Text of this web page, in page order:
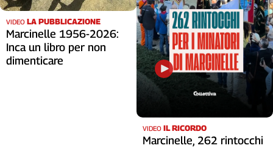
VIDEO LA PUBBLICAZIONE
Marcinelle 1956-2026:
Inca un libro per non
dimenticare
VIDEO IL RICORDO
Marcinelle, 262 rintocchi